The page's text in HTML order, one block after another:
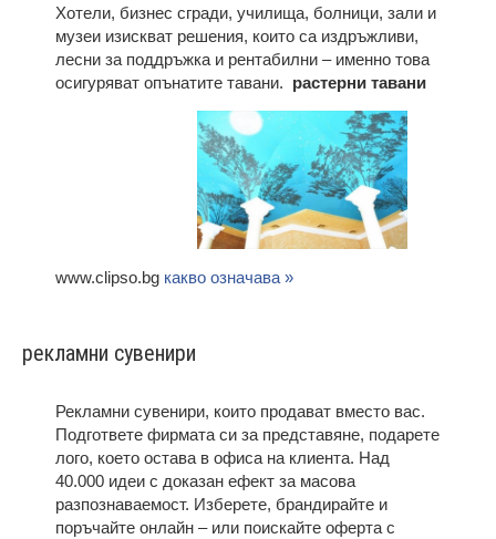
Хотели, бизнес сгради, училища, болници, зали и
музеи изискват решения, които са издръжливи,
лесни за поддръжка и рентабилни – именно това
осигуряват опънатите тавани. растерни тавани
www.clipso.bg какво означава »
рекламни сувенири
Рекламни сувенири, които продават вместо вас.
Подгответе фирмата си за представяне, подарете
лого, което остава в офиса на клиента. Над
40.000 идеи с доказан ефект за масова
разпознаваемост. Изберете, брандирайте и
поръчайте онлайн – или поискайте оферта с